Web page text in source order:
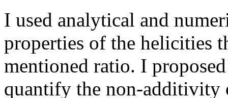
I used analytical and
properties of the helicities
mentioned ratio. I
quantify the non-additivity